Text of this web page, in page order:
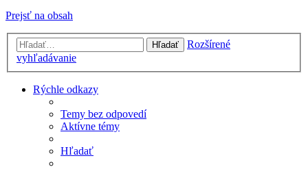
Prejsť na obsah
Hľadať
Rozšírené
vyhľadávanie
Rýchle odkazy
Temy bez odpovedí
Aktívne témy
Hľadať